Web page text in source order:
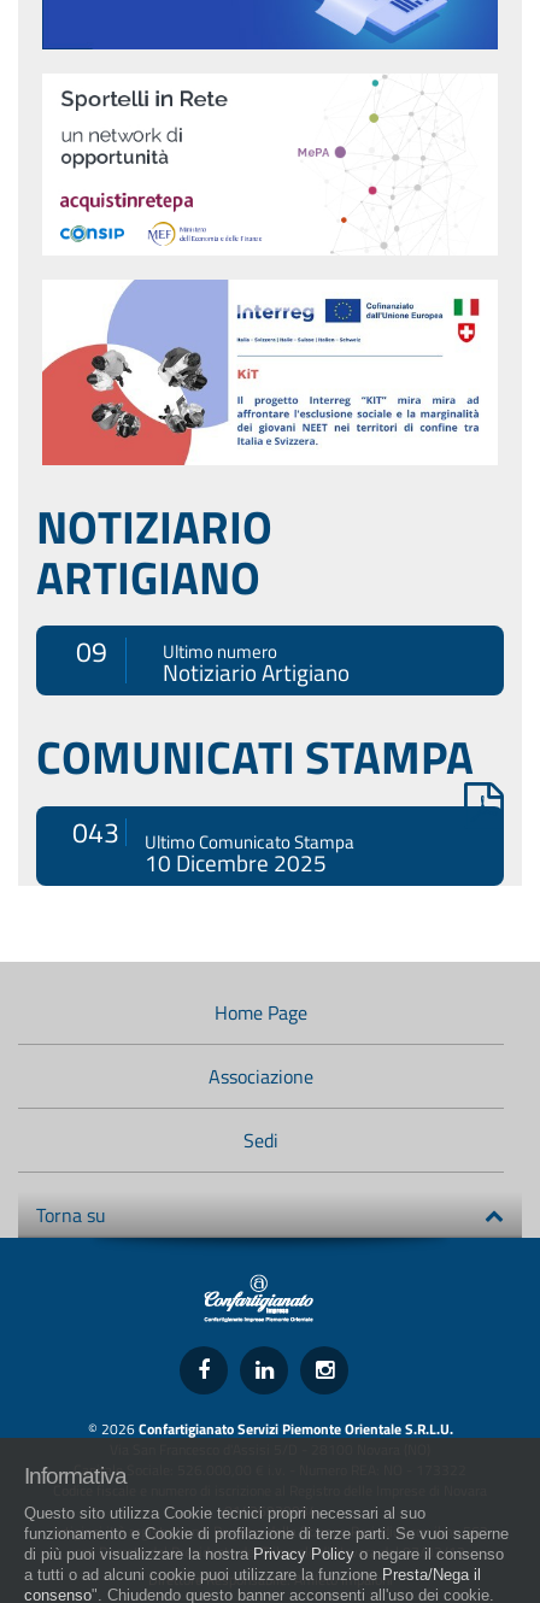
NOTIZIARIO
ARTIGIANO
09 Ultimo numero
Notiziario Artigiano
COMUNICATI STAMPA
043 Ultimo Comunicato Stampa
10 Dicembre 2025
Home Page
Associazione
Sedi
Torna su
© 2026Confartigianato Servizi Piemonte Orientale S.R.L.U.
Capitale Sociale: 526.000,00 € i.v. - Numero REA: NO - 173322
Codice fiscale e numero di iscrizione al Registro delle Imprese di Novara
01436930034
artigiani.it è registrato nel Registro della Stampa Periodica con il nr. 562
con Decreto del Presidente del Tribunale di Novara del 07/03/13
Direttore Responsabile: Amleto Impaloni
Informativa
Questo sito utilizza Cookie tecnici propri necessari al suo
funzionamento e Cookie di profilazione di terze parti. Se vuoi saperne
di più puoi visualizzare la nostra Privacy Policy o negare il consenso
a tutti o ad alcuni cookie puoi utilizzare la funzione Presta/Nega il
consenso". Chiudendo questo banner acconsenti all'uso dei cookie.